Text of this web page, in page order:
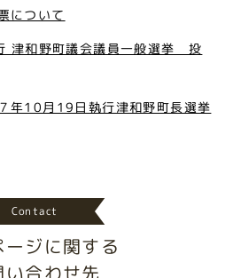
について
津和野町議会議員一般選挙 投
年10月19日執行津和野町長選挙
Contact
ージに関する
い合わせ先